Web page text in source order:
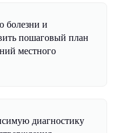
болезни и
пошаговый план
местного
диагностику